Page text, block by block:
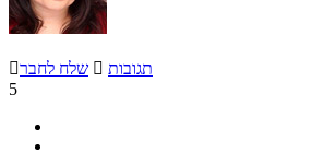
שלח לחבר  תגובות
5